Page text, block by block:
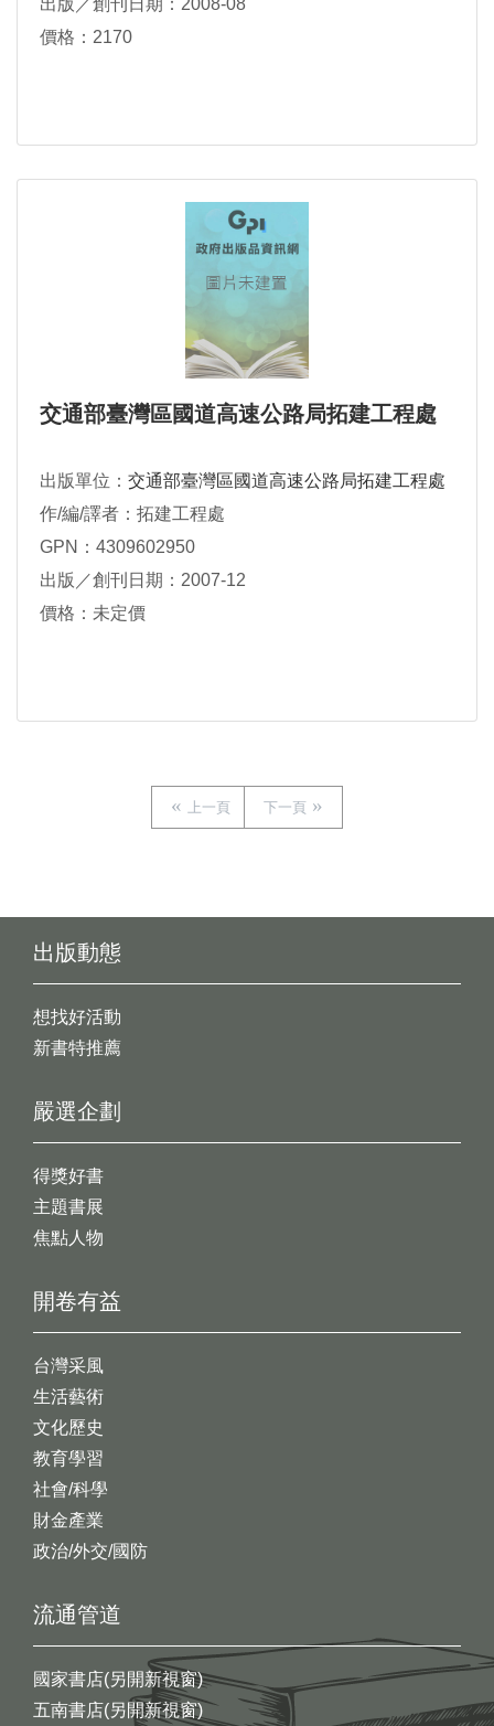
出版／創刊日期：2008-08
價格：2170
交通部臺灣區國道高速公路局拓建工程處
出版單位： 交通部臺灣區國道高速公路局拓建工程處
作/編/譯者：拓建工程處
GPN：4309602950
出版／創刊日期：2007-12
價格：未定價
上一頁 下一頁
出版動態
想找好活動
新書特推薦
開卷有益
台灣采風
生活藝術
文化歷史
教育學習
社會/科學
財金產業
政治/外交/國防
嚴選企劃
得獎好書
主題書展
焦點人物
流通管道
國家書店(另開新視窗)
五南書店(另開新視窗)